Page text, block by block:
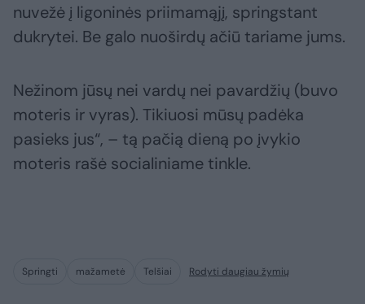
nuvežė į ligoninės priimamąjį, springstant
dukrytei. Be galo nuoširdų ačiū tariame jums.
Nežinom jūsų nei vardų nei pavardžių (buvo
moteris ir vyras). Tikiuosi mūsų padėka
pasieks jus“, – tą pačią dieną po įvykio
moteris rašė socialiniame tinkle.
Springti mažametė Telšiai Rodyti daugiau žymių